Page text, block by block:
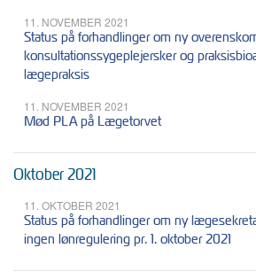
11. NOVEMBER 2021
Status på forhandlinger om ny
konsultationssygeplejersker og
lægepraksis
11. NOVEMBER 2021
Mød PLA på Lægetorvet
Oktober 2021
11. OKTOBER 2021
Status på forhandlinger om ny
ingen lønregulering pr. 1. oktober 2021